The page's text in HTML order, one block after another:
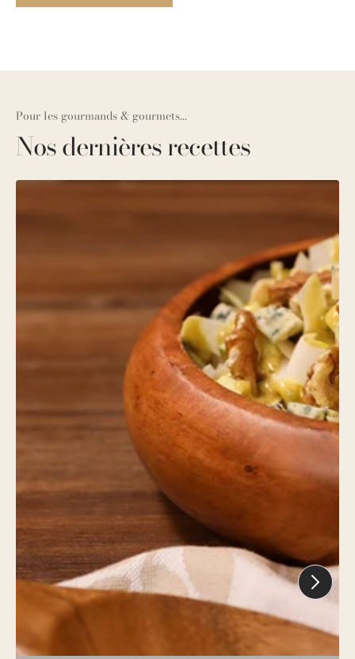
Pour les gourmands & gourmets...
Nos dernières recettes